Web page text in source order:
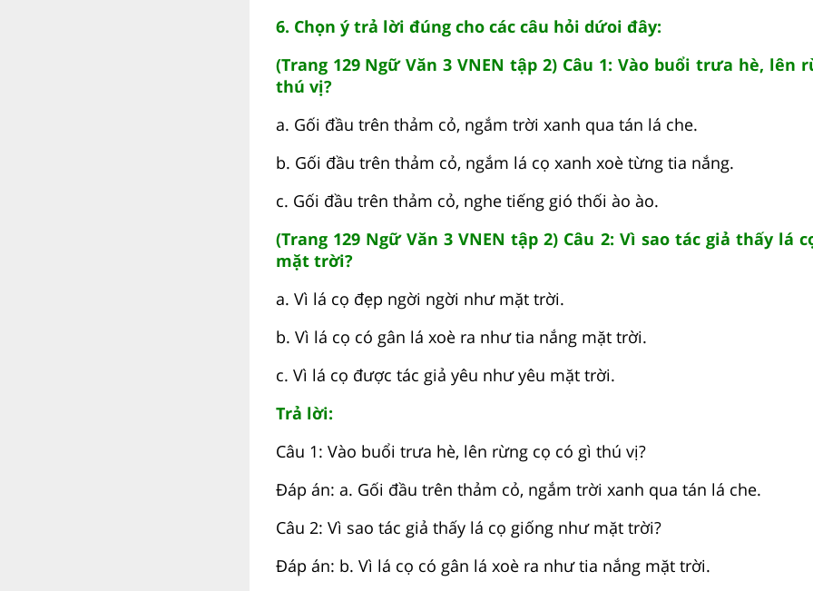
6. Chọn ý trả lời đúng cho các câu hỏi dứoi đây:
(Trang 129 Ngữ Văn 3 VNEN tập 2) Câu 1: Vào buổi trưa hè, lên
thú vị?
a. Gối đầu trên thảm cỏ, ngắm trời xanh qua tán lá che.
b. Gối đầu trên thảm cỏ, ngắm lá cọ xanh xoè từng tia nắng.
c. Gối đầu trên thảm cỏ, nghe tiếng gió thối ào ào.
(Trang 129 Ngữ Văn 3 VNEN tập 2) Câu 2: Vì sao tác giả thấy lá
mặt trời?
a. Vì lá cọ đẹp ngời ngời như mặt trời.
b. Vì lá cọ có gân lá xoè ra như tia nắng mặt trời.
c. Vì lá cọ được tác giả yêu như yêu mặt trời.
Trả lời:
Câu 1: Vào buổi trưa hè, lên rừng cọ có gì thú vị?
Đáp án: a. Gối đầu trên thảm cỏ, ngắm trời xanh qua tán lá che.
Câu 2: Vì sao tác giả thấy lá cọ giống như mặt trời?
Đáp án: b. Vì lá cọ có gân lá xoè ra như tia nắng mặt trời.